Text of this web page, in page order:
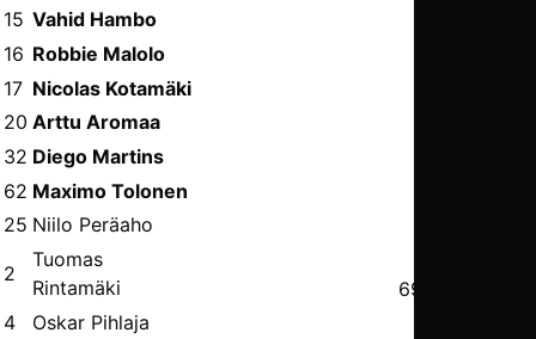
15 Vahid Hambo
16 Robbie Malolo
17 Nicolas Kotamäki
20 Arttu Aromaa
32 Diego Martins
62 Maximo Tolonen
25 Niilo Peräaho
2
Tuomas
Rintamäki
69’
4
Oskar Pihlaja